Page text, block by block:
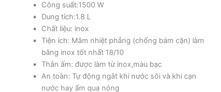
Công suất:1500 W
Dung tích:1.8 L
Chất liệu: inox
Tiện ích: Mâm nhiệt phẳng (chống bám cặn) làm
bằng inox tốt nhất 18/10
Thân ấm: được làm từ inox,màu bạc
An toàn: Tự động ngắt khi nước sôi và khi cạn
nước hay ấm qua nóng